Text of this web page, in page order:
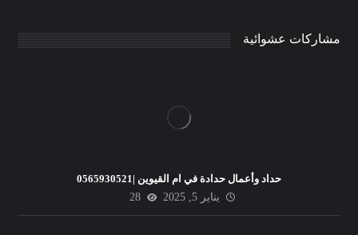
مشاركات عشوائية
حداد وأعمال حدادة في ام القيوين |0565930521
يناير 5, 2025
28